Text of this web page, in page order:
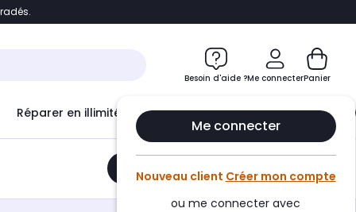
Accéder directement au chatbot
Besoin d'aide ?Me connecter
Me connecter
Nouveau client Créer mon compte
ou me connecter avec
Panier
Réparer en illimité avec Le Club Infinity
Ajouter au panier